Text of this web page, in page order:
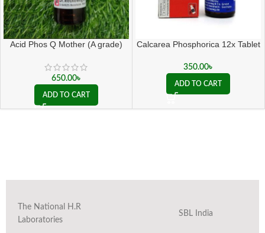
Acid Phos Q Mother (A grade)
650.00৳
ADD TO CART
Calcarea Phosphorica 12x Tablet
350.00৳
ADD TO CART
The National H.R
Laboratories
SBL India